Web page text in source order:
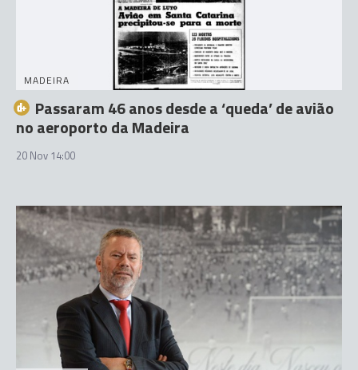
MADEIRA
Passaram 46 anos desde a ‘queda’ de avião
no aeroporto da Madeira
20 Nov 14:00